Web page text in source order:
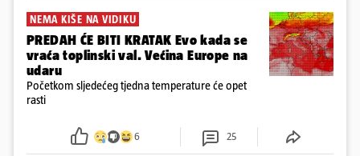
NEMA KIŠE NA VIDIKU
PREDAH ĆE BITI KRATAK Evo kada se
vraća toplinski val. Većina Europe na
udaru
Početkom sljedećeg tjedna temperature će opet
rasti
6 25